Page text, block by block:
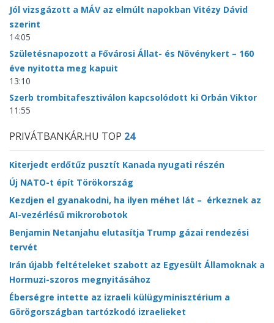
Jól vizsgázott a MÁV az elmúlt napokban Vitézy Dávid
szerint
14:05
Születésnapozott a Fővárosi Állat- és Növénykert – 160
éve nyitotta meg kapuit
13:10
Szerb trombitafesztiválon kapcsolódott ki Orbán Viktor
11:55
PRIVÁTBANKÁR.HU TOP 24
Kiterjedt erdőtűz pusztít Kanada nyugati részén
Új NATO-t épít Törökország
Kezdjen el gyanakodni, ha ilyen méhet lát – érkeznek az
AI-vezérlésű mikrorobotok
Benjamin Netanjahu elutasítja Trump gázai rendezési
tervét
Irán újabb feltételeket szabott az Egyesült Államoknak a
Hormuzi-szoros megnyitásához
Éberségre intette az izraeli külügyminisztérium a
Görögországban tartózkodó izraelieket